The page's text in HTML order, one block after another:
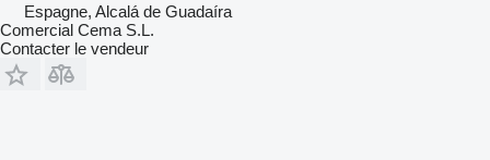
Espagne, Alcalá de Guadaíra
Comercial Cema S.L.
Contacter le vendeur